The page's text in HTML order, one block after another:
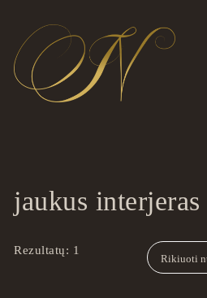
Skip to content
jaukus interjeras
Rezultatų: 1